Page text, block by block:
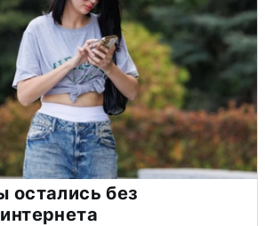
остались без